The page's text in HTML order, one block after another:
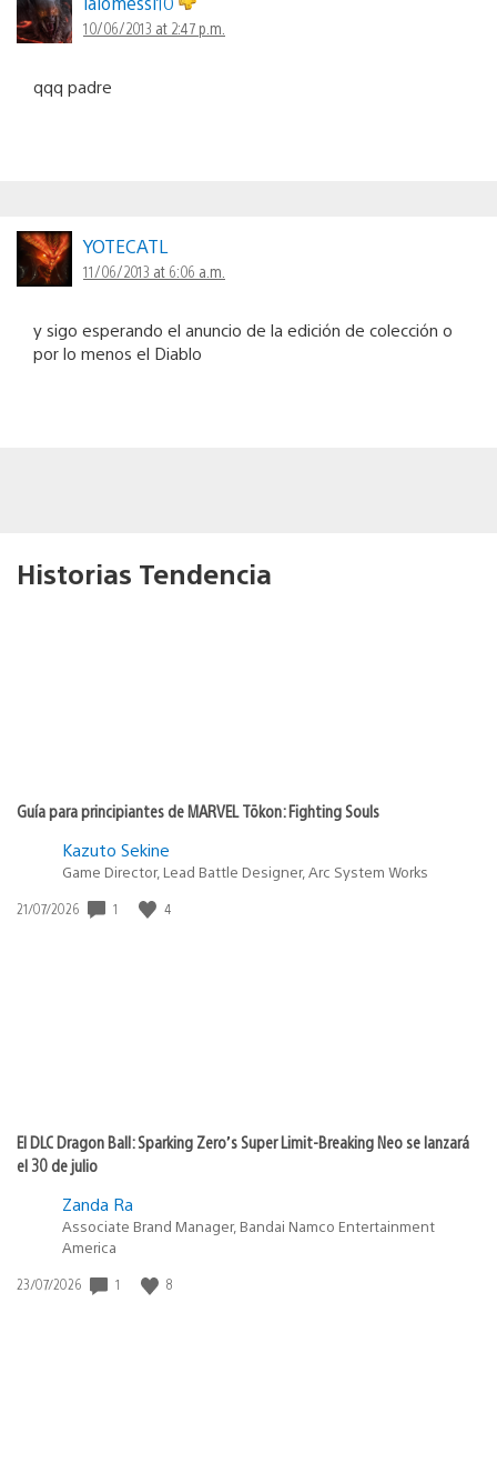
10/06/2013 at 2:47 p.m.
qqq padre
YOTECATL
11/06/2013 at 6:06 a.m.
y sigo esperando el anuncio de la edición de colección o
por lo menos el Diablo
Historias Tendencia
Guía para principiantes de MARVEL Tōkon: Fighting Souls
Kazuto Sekine
Game Director, Lead Battle Designer, Arc System Works
Fecha
21/07/2026 1 4
El DLC Dragon Ball: Sparking Zero’s Super Limit-Breaking Neo se lanzará
el 30 de julio
Zanda Ra
Associate Brand Manager, Bandai Namco Entertainment
America
Fecha
23/07/2026 1 8